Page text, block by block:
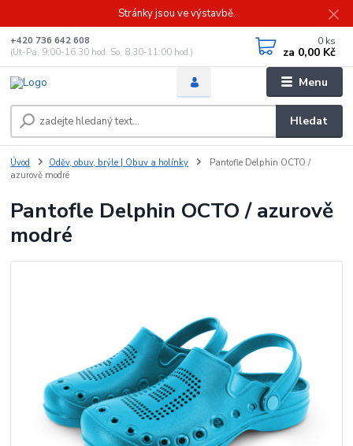
Stránky jsou ve výstavbě.
Menu
Hledat
+420 736 642 608
(Út-Pá, 9:00-16.30 hod. So, 8.30-11:00 hod.)
0 ks
za 0,00 Kč
Úvod Oděv, obuv, brýle | Obuv a holínky
Pantofle Delphin OCTO /
azurově modré
Pantofle Delphin OCTO / azurově
modré